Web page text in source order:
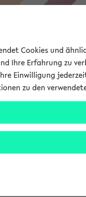
Forschung
Cookies und
Ihre Erfahrung zu
Einwilligung
zu den